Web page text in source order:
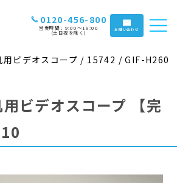
0120-456-800
営業時間：9:00〜18:00
(土日祝を除く) お問い合わせ
用ビデオスコープ / 15742 / GIF-H260
ビデオスコープ
【完